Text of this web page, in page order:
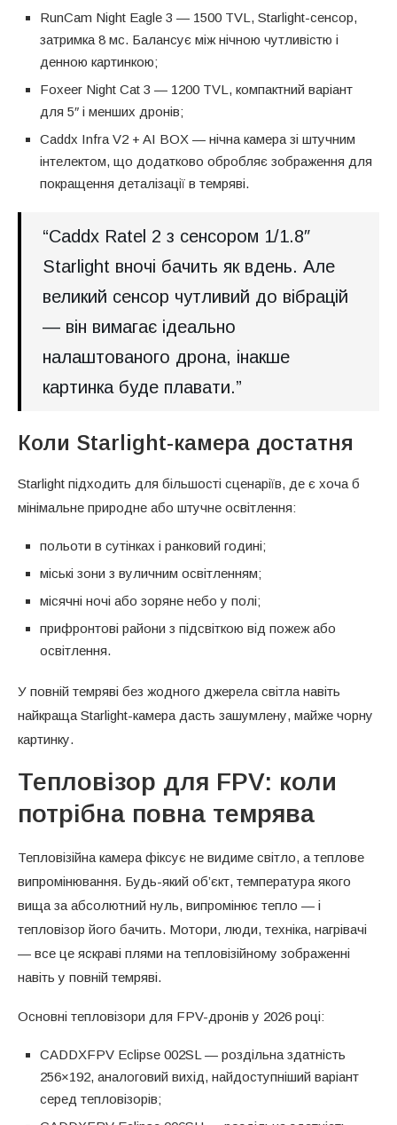
RunCam Night Eagle 3 — 1500 TVL, Starlight-сенсор,
затримка 8 мс. Балансує між нічною чутливістю і
денною картинкою;
Foxeer Night Cat 3 — 1200 TVL, компактний варіант
для 5″ і менших дронів;
Caddx Infra V2 + AI BOX — нічна камера зі штучним
інтелектом, що додатково обробляє зображення для
покращення деталізації в темряві.
“Caddx Ratel 2 з сенсором 1/1.8″
Starlight вночі бачить як вдень. Але
великий сенсор чутливий до вібрацій
— він вимагає ідеально
налаштованого дрона, інакше
картинка буде плавати.”
Коли Starlight-камера достатня
Starlight підходить для більшості сценаріїв, де є хоча б
мінімальне природне або штучне освітлення:
польоти в сутінках і ранковий годині;
міські зони з вуличним освітленням;
місячні ночі або зоряне небо у полі;
прифронтові райони з підсвіткою від пожеж або
освітлення.
У повній темряві без жодного джерела світла навіть
найкраща Starlight-камера дасть зашумлену, майже чорну
картинку.
Тепловізор для FPV: коли
потрібна повна темрява
Тепловізійна камера фіксує не видиме світло, а теплове
випромінювання. Будь-який об’єкт, температура якого
вища за абсолютний нуль, випромінює тепло — і
тепловізор його бачить. Мотори, люди, техніка, нагрівачі
— все це яскраві плями на тепловізійному зображенні
навіть у повній темряві.
Основні тепловізори для FPV-дронів у 2026 році:
CADDXFPV Eclipse 002SL — роздільна здатність
256×192, аналоговий вихід, найдоступніший варіант
серед тепловізорів;